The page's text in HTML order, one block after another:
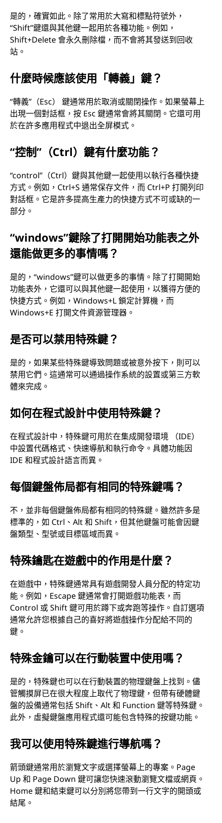
是的，確實如此。除了常用於大寫和標點符號外，
“Shift”鍵還與其他鍵一起用於各種功能。例如，
Shift+Delete 會永久刪除檔，而不會將其發送到回收
站。
什麼時候應該使用「轉義」鍵？
“轉義”（Esc） 鍵通常用於取消或關閉操作。如果螢幕上
出現一個對話框，按 Esc 鍵通常會將其關閉。它還可用
於在許多應用程式中退出全屏模式。
“控制”（Ctrl）鍵有什麼功能？
“control”（Ctrl）鍵與其他鍵一起使用以執行各種快捷
方式。例如，Ctrl+S 通常保存文件，而 Ctrl+P 打開列印
對話框。它是許多提高生產力的快捷方式不可或缺的一
部分。
“windows”鍵除了打開開始功能表之外
還能做更多的事情嗎？
是的，“windows”鍵可以做更多的事情。除了打開開始
功能表外，它還可以與其他鍵一起使用，以獲得方便的
快捷方式。例如，Windows+L 鎖定計算機，而
Windows+E 打開文件資源管理器。
是否可以禁用特殊鍵？
是的，如果某些特殊鍵導致問題或被意外按下，則可以
禁用它們。這通常可以通過操作系統的設置或第三方軟
體來完成。
如何在程式設計中使用特殊鍵？
在程式設計中，特殊鍵可用於在集成開發環境 （IDE）
中設置代碼格式、快速導航和執行命令。具體功能因
IDE 和程式設計語言而異。
每個鍵盤佈局都有相同的特殊鍵嗎？
不，並非每個鍵盤佈局都有相同的特殊鍵。雖然許多是
標準的，如 Ctrl、Alt 和 Shift，但其他鍵盤可能會因鍵
盤類型、型號或目標區域而異。
特殊鑰匙在遊戲中的作用是什麼？
在遊戲中，特殊鍵通常具有遊戲開發人員分配的特定功
能。例如，Escape 鍵通常會打開遊戲功能表，而
Control 或 Shift 鍵可用於蹲下或奔跑等操作。自訂選項
通常允許您根據自己的喜好將遊戲操作分配給不同的
鍵。
特殊金鑰可以在行動裝置中使用嗎？
是的，特殊鍵也可以在行動裝置的物理鍵盤上找到。儘
管觸摸屏已在很大程度上取代了物理鍵，但帶有硬體鍵
盤的設備通常包括 Shift、Alt 和 Function 鍵等特殊鍵。
此外，虛擬鍵盤應用程式還可能包含特殊的按鍵功能。
我可以使用特殊鍵進行導航嗎？
箭頭鍵通常用於瀏覽文字或選擇螢幕上的專案。Page
Up 和 Page Down 鍵可讓您快速滾動瀏覽文檔或網頁。
Home 鍵和結束鍵可以分別將您帶到一行文字的開頭或
結尾。